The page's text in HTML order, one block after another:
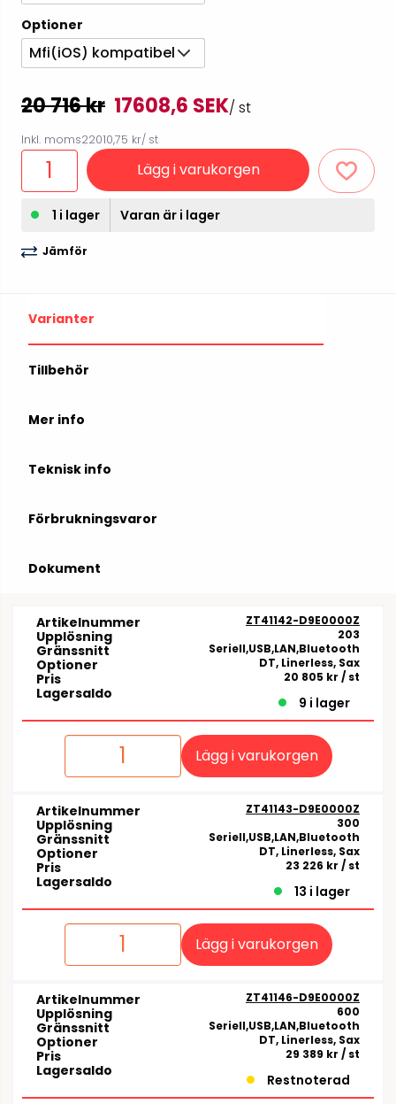
Optioner
Mfi(iOS) kompatibel
20 716 kr 17608,6 SEK/ st
Inkl. moms22010,75 kr/ st
Lägg i varukorgen
1 i lager Varan är i lager
Jämför
Varianter
Tillbehör
Mer info
Teknisk info
Förbrukningsvaror
Dokument
Artikelnummer ZT41142-D9E0000Z
Upplösning 203
Gränssnitt Seriell,USB,LAN,Bluetooth
Optioner DT, Linerless, Sax
Pris 20 805 kr / st
Lagersaldo
9 i lager
Lägg i varukorgen
Artikelnummer ZT41143-D9E0000Z
Upplösning 300
Gränssnitt Seriell,USB,LAN,Bluetooth
Optioner DT, Linerless, Sax
Pris 23 226 kr / st
Lagersaldo
13 i lager
Lägg i varukorgen
Artikelnummer ZT41146-D9E0000Z
Upplösning 600
Gränssnitt Seriell,USB,LAN,Bluetooth
Optioner DT, Linerless, Sax
Pris 29 389 kr / st
Lagersaldo
Restnoterad